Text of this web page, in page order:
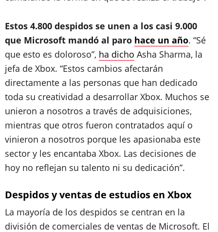
Estos 4.800 despidos se unen a los casi 9.000
que Microsoft mandó al paro hace un año. “Sé
que esto es doloroso”, ha dicho Asha Sharma, la
jefa de Xbox. “Estos cambios afectarán
directamente a las personas que han dedicado
toda su creatividad a desarrollar Xbox. Muchos se
unieron a nosotros a través de adquisiciones,
mientras que otros fueron contratados aquí o
vinieron a nosotros porque les apasionaba este
sector y les encantaba Xbox. Las decisiones de
hoy no reflejan su talento ni su dedicación”.
Despidos y ventas de estudios en Xbox
La mayoría de los despidos se centran en la
división de comerciales de ventas de Microsoft. El